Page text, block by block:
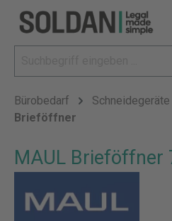
Bürobedarf
Brieföffner
MAUL Brieföffner